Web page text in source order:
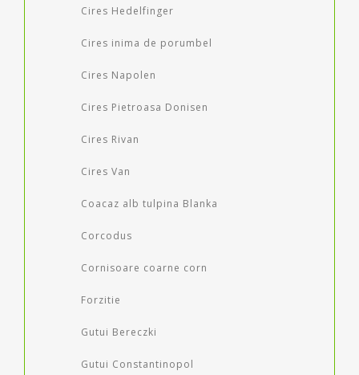
Cires Hedelfinger
Cires inima de porumbel
Cires Napolen
Cires Pietroasa Donisen
Cires Rivan
Cires Van
Coacaz alb tulpina Blanka
Corcodus
Cornisoare coarne corn
Forzitie
Gutui Bereczki
Gutui Constantinopol